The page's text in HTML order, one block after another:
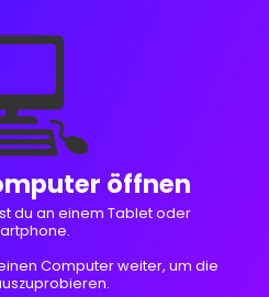
öffnen
du an einem Tablet oder
Computer weiter, um die